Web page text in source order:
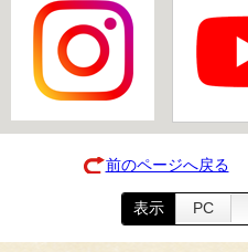
前のページへ戻る
表示 PC